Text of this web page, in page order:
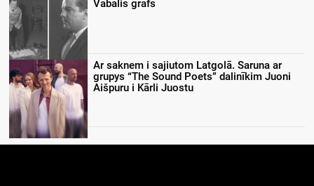
Vabalis grafs
Ar saknem i sajiutom Latgolā. Saruna ar
grupys “The Sound Poets” dalinīkim Juoni
Aišpuru i Kārli Juostu